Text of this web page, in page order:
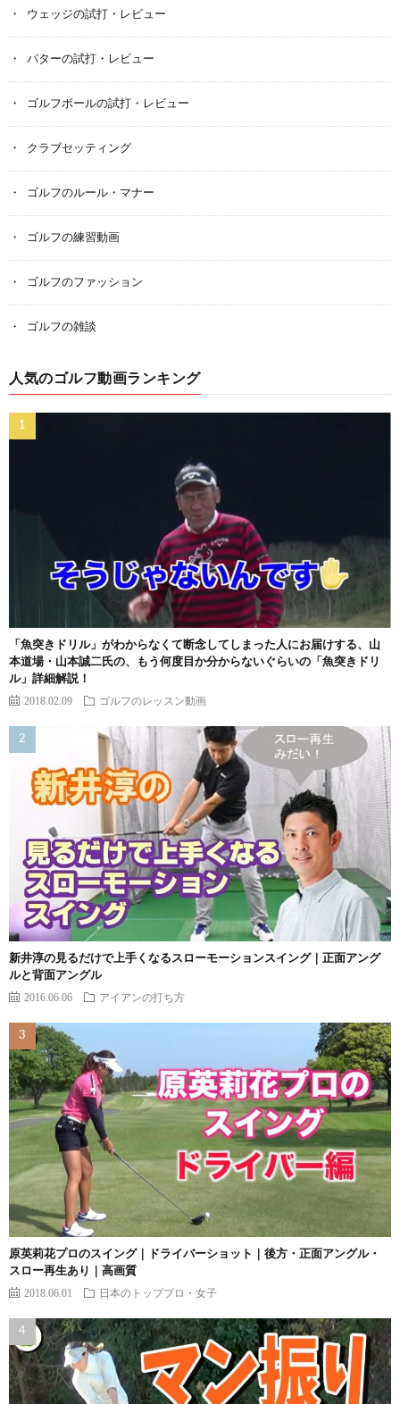
ウェッジの試打・レビュー
パターの試打・レビュー
ゴルフボールの試打・レビュー
クラブセッティング
ゴルフのルール・マナー
ゴルフの練習動画
ゴルフのファッション
ゴルフの雑談
人気のゴルフ動画ランキング
「魚突きドリル」がわからなくて断念してしまった人にお届けする、山
本道場・山本誠二氏の、もう何度目か分からないぐらいの「魚突きドリ
ル」詳細解説！
2018.02.09 ゴルフのレッスン動画
新井淳の見るだけで上手くなるスローモーションスイング｜正面アング
ルと背面アングル
2016.06.06 アイアンの打ち方
原英莉花プロのスイング｜ドライバーショット｜後方・正面アングル・
スロー再生あり｜高画質
2018.06.01 日本のトッププロ・女子